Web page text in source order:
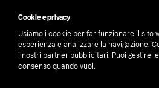
Cookie e privacy
Usiamo i cookie per far funzionare il sito
esperienza e analizzare la navigazione.
i nostri partner pubblicitari. Puoi gestire
consenso quando vuoi.